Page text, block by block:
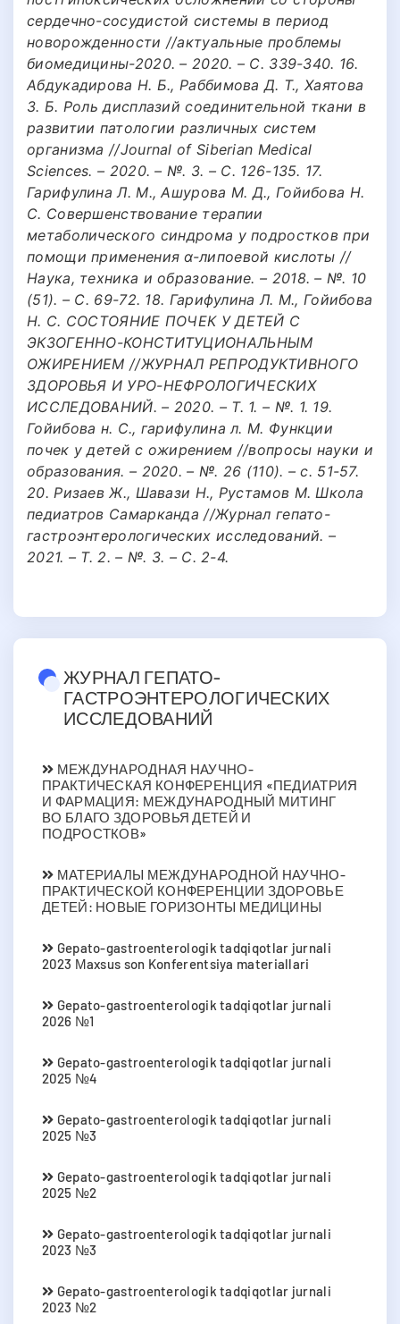
сердечно-сосудистой системы в период
новорожденности //актуальные проблемы
биомедицины-2020. – 2020. – С. 339-340. 16.
Абдукадирова Н. Б., Раббимова Д. Т., Хаятова
З. Б. Роль дисплазий соединительной ткани в
развитии патологии различных систем
организма //Journal of Siberian Medical
Sciences. – 2020. – №. 3. – С. 126-135. 17.
Гарифулина Л. М., Ашурова М. Д., Гойибова Н.
С. Совершенствование терапии
метаболического синдрома у подростков при
помощи применения α-липоевой кислоты //
Наука, техника и образование. – 2018. – №. 10
(51). – С. 69-72. 18. Гарифулина Л. М., Гойибова
Н. С. СОСТОЯНИЕ ПОЧЕК У ДЕТЕЙ С
ЭКЗОГЕННО-КОНСТИТУЦИОНАЛЬНЫМ
ОЖИРЕНИЕМ //ЖУРНАЛ РЕПРОДУКТИВНОГО
ЗДОРОВЬЯ И УРО-НЕФРОЛОГИЧЕСКИХ
ИССЛЕДОВАНИЙ. – 2020. – Т. 1. – №. 1. 19.
Гойибова н. С., гарифулина л. М. Функции
почек у детей с ожирением //вопросы науки и
образования. – 2020. – №. 26 (110). – с. 51-57.
20. Ризаев Ж., Шавази Н., Рустамов М. Школа
педиатров Самарканда //Журнал гепато-
гастроэнтерологических исследований. –
2021. – Т. 2. – №. 3. – С. 2-4.
ЖУРНАЛ ГЕПАТО-
ГАСТРОЭНТЕРОЛОГИЧЕСКИХ
ИССЛЕДОВАНИЙ
МЕЖДУНАРОДНАЯ НАУЧНО-
ПРАКТИЧЕСКАЯ КОНФЕРЕНЦИЯ «ПЕДИАТРИЯ
И ФАРМАЦИЯ: МЕЖДУНАРОДНЫЙ МИТИНГ
ВО БЛАГО ЗДОРОВЬЯ ДЕТЕЙ И
ПОДРОСТКОВ»
МАТЕРИАЛЫ МЕЖДУНАРОДНОЙ НАУЧНО-
ПРАКТИЧЕСКОЙ КОНФЕРЕНЦИИ ЗДОРОВЬЕ
ДЕТЕЙ: НОВЫЕ ГОРИЗОНТЫ МЕДИЦИНЫ
Gepato-gastroenterologik tadqiqotlar jurnali
2023 Мaxsus son Konferentsiya materiallari
Gepato-gastroenterologik tadqiqotlar jurnali
2026 №1
Gepato-gastroenterologik tadqiqotlar jurnali
2025 №4
Gepato-gastroenterologik tadqiqotlar jurnali
2025 №3
Gepato-gastroenterologik tadqiqotlar jurnali
2025 №2
Gepato-gastroenterologik tadqiqotlar jurnali
2023 №3
Gepato-gastroenterologik tadqiqotlar jurnali
2023 №2